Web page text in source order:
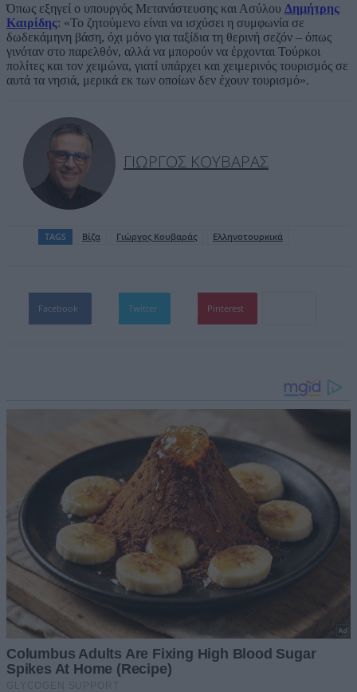
Όπως εξηγεί ο υπουργός Μετανάστευσης και Ασύλου Δημήτρης
Καιρίδης: «Το ζητούμενο είναι να ισχύσει η συμφωνία σε
δωδεκάμηνη βάση, όχι μόνο για ταξίδια τη θερινή σεζόν – όπως
γινόταν στο παρελθόν, αλλά να μπορούν να έρχονται Τούρκοι
πολίτες και τον χειμώνα, γιατί υπάρχει και χειμερινός τουρισμός σε
αυτά τα νησιά, μερικά εκ των οποίων δεν έχουν τουρισμό».
ΓΙΏΡΓΟΣ ΚΟΥΒΑΡΆΣ
TAGS Βίζα Γιώργος Κουβαράς Ελληνοτουρκικά
Facebook Twitter Pinterest